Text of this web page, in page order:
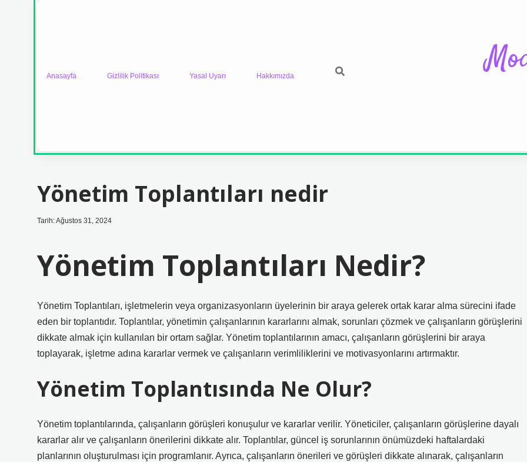
Anasayfa Gizlilik Politikası Yasal Uyarı Hakkımızda
Yönetim Toplantıları nedir
Tarih: Ağustos 31, 2024
Yönetim Toplantıları Nedir?
Yönetim Toplantıları, işletmelerin veya organizasyonların üyelerinin bir araya gelerek ortak karar alma sürecini ifade
eden bir toplantıdır. Toplantılar, yönetimin çalışanlarının kararlarını almak, sorunları çözmek ve çalışanların görüşlerini
dikkate almak için kullanılan bir ortam sağlar. Yönetim toplantılarının amacı, çalışanların görüşlerini bir araya
toplayarak, işletme adına kararlar vermek ve çalışanların verimliliklerini ve motivasyonlarını artırmaktır.
Yönetim Toplantısında Ne Olur?
Yönetim toplantılarında, çalışanların görüşleri konuşulur ve kararlar verilir. Yöneticiler, çalışanların görüşlerine dayalı
kararlar alır ve çalışanların önerilerini dikkate alır. Toplantılar, güncel iş sorunlarının önümüzdeki haftalardaki
planlarının oluşturulması için programlanır. Ayrıca, çalışanların önerileri ve görüşleri dikkate alınarak, çalışanların